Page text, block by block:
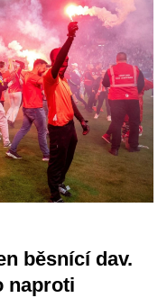
běsnící dav.
naproti